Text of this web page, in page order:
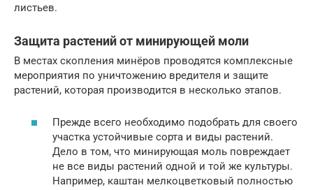
листьев.
Защита растений от минирующей моли
В местах скопления минёров проводятся комплексные
мероприятия по уничтожению вредителя и защите
растений, которая производится в несколько этапов.
Прежде всего необходимо подобрать для своего
участка устойчивые сорта и виды растений.
Дело в том, что минирующая моль повреждает
не все виды растений одной и той же культуры.
Например, каштан мелкоцветковый полностью